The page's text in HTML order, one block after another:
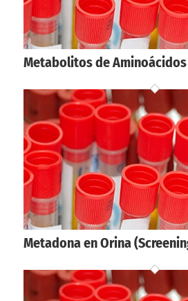
Metabolitos de Aminoácidos
Metadona en Orina